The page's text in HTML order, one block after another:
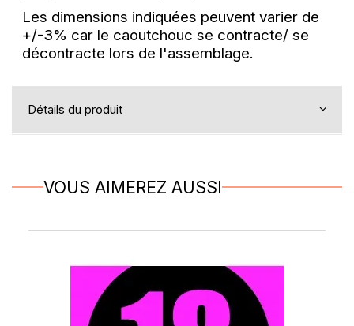
Les dimensions indiquées peuvent varier de
+/-3% car le caoutchouc se contracte/ se
décontracte lors de l'assemblage.
Détails du produit
VOUS AIMEREZ AUSSI